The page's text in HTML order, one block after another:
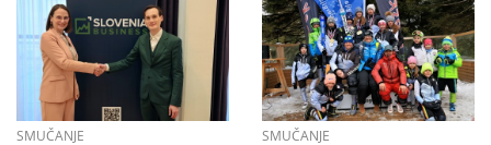
SMUČANJE SMUČANJE